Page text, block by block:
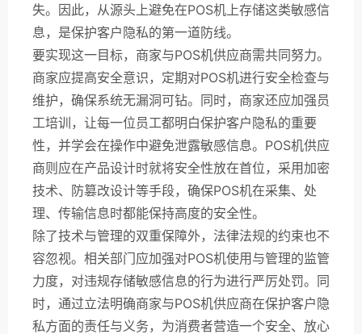
失。因此，从源头上避免在POS机上存储这类敏感信
息，是保护客户隐私的第一道防线。
要实现这一目标，商家与POS机供应商需共同努力。
商家应提高安全意识，定期对POS机进行安全检查与
维护，确保系统无漏洞可钻。同时，商家还应加强员
工培训，让每一位员工都明白保护客户隐私的重要
性，并学会在操作中避免泄露敏感信息。POS机供应
商则应在产品设计时就将安全性放在首位，采用加密
技术、防篡改设计等手段，确保POS机在采集、处
理、传输信息时都能保持高度的安全性。
除了技术与管理的双重保障外，法律法规的约束也不
容忽视。相关部门应加强对POS机使用与管理的监管
力度，对违规存储敏感信息的行为进行严厉处罚。同
时，通过立法明确商家与POS机供应商在保护客户隐
私方面的责任与义务，为消费者营造一个安全、放心